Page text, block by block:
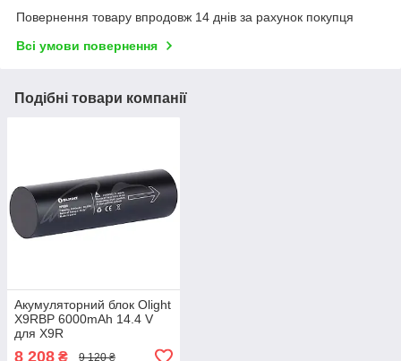
Повернення товару впродовж 14 днів за рахунок покупця
Всі умови повернення
Подібні товари компанії
Акумуляторний блок Olight
X9RBP 6000mAh 14.4 V
для X9R
8 208 ₴ 9 120 ₴